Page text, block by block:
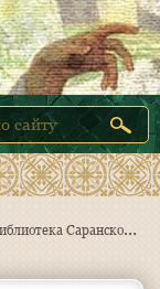
Б
иблиотека Саранской духовной семинарии